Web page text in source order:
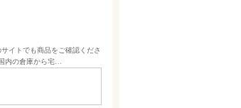
イトでも商品をご確認くださ
内の倉庫から宅…